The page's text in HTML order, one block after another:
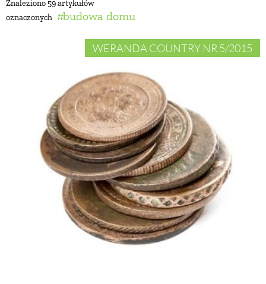
Znaleziono 59 artykułów
oznaczonych
budowa domu
WERANDA COUNTRY NR 5/2015
BUDUJEMY DOM
OGRÓD
WARZYWA I OWOCE
ROŚLINY OGRODOWE
PORADY
ZIELEŃ W DOMU